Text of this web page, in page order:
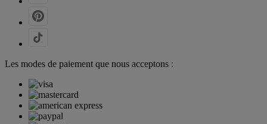
Les modes de paiement que nous acceptons :